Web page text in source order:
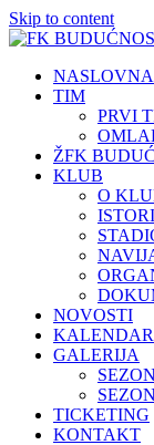
Skip to content
NASLOVNA
TIM
PRVI
ŽFK
KLUB
O
NOVOSTI
KALENDAR
GALERIJA
TICKETING
KONTAKT